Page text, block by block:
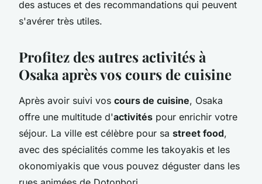
des astuces et des recommandations qui peuvent
s'avérer très utiles.
Profitez des autres activités à
Osaka après vos cours de cuisine
Après avoir suivi vos cours de cuisine, Osaka
offre une multitude d'activités pour enrichir votre
séjour. La ville est célèbre pour sa street food,
avec des spécialités comme les takoyakis et les
okonomiyakis que vous pouvez déguster dans les